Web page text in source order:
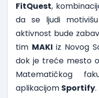
FitQuest,
da se ljudi
aktivnost bude
tim MAKI iz Novog
dok je treće mesto
Matematičkog
aplikacijom Sportify.